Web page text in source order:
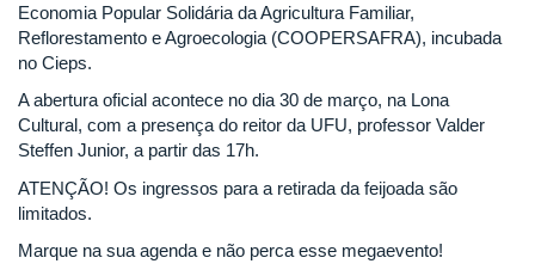
Economia Popular Solidária da Agricultura Familiar,
Reflorestamento e Agroecologia (COOPERSAFRA), incubada
no Cieps.
A abertura oficial acontece no dia 30 de março, na Lona
Cultural, com a presença do reitor da UFU, professor Valder
Steffen Junior, a partir das 17h.
ATENÇÃO! Os ingressos para a retirada da feijoada são
limitados.
Marque na sua agenda e não perca esse megaevento!